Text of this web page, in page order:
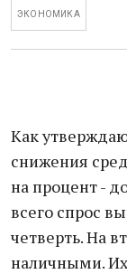
ЭКОНОМИКА
Как
снижения
на процент -
всего спрос
четверть. На
наличными.